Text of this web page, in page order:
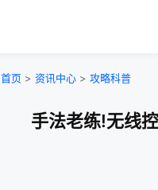
首页 > 资讯中心 > 攻略科普
手法老练!无线